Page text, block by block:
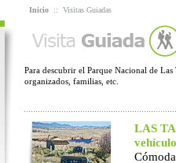
Inicio :: Visitas Guiadas
Para descubrir el Parque Nacional de
organizados, familias, etc.
LAS
vehículo